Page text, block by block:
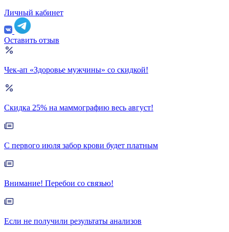
Личный кабинет
Оставить отзыв
Чек-ап «Здоровье мужчины» со скидкой!
Скидка 25% на маммографию весь август!
С первого июля забор крови будет платным
Внимание! Перебои со связью!
Если не получили результаты анализов